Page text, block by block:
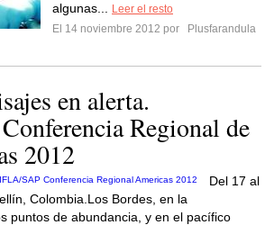
algunas...
Leer el resto
El 14 noviembre 2012 por
Plusfarandula
en alerta.
Regional de
2012
Del 17 al
Colombia.Los Bordes, en la
puntos de abundancia, y en el pacífico